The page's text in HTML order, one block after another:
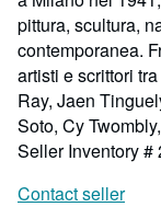
pittura, scultura,
contemporanea.
artisti e scrittori
Ray, Jaen
Soto, Cy
Seller Inventory #
Contact seller